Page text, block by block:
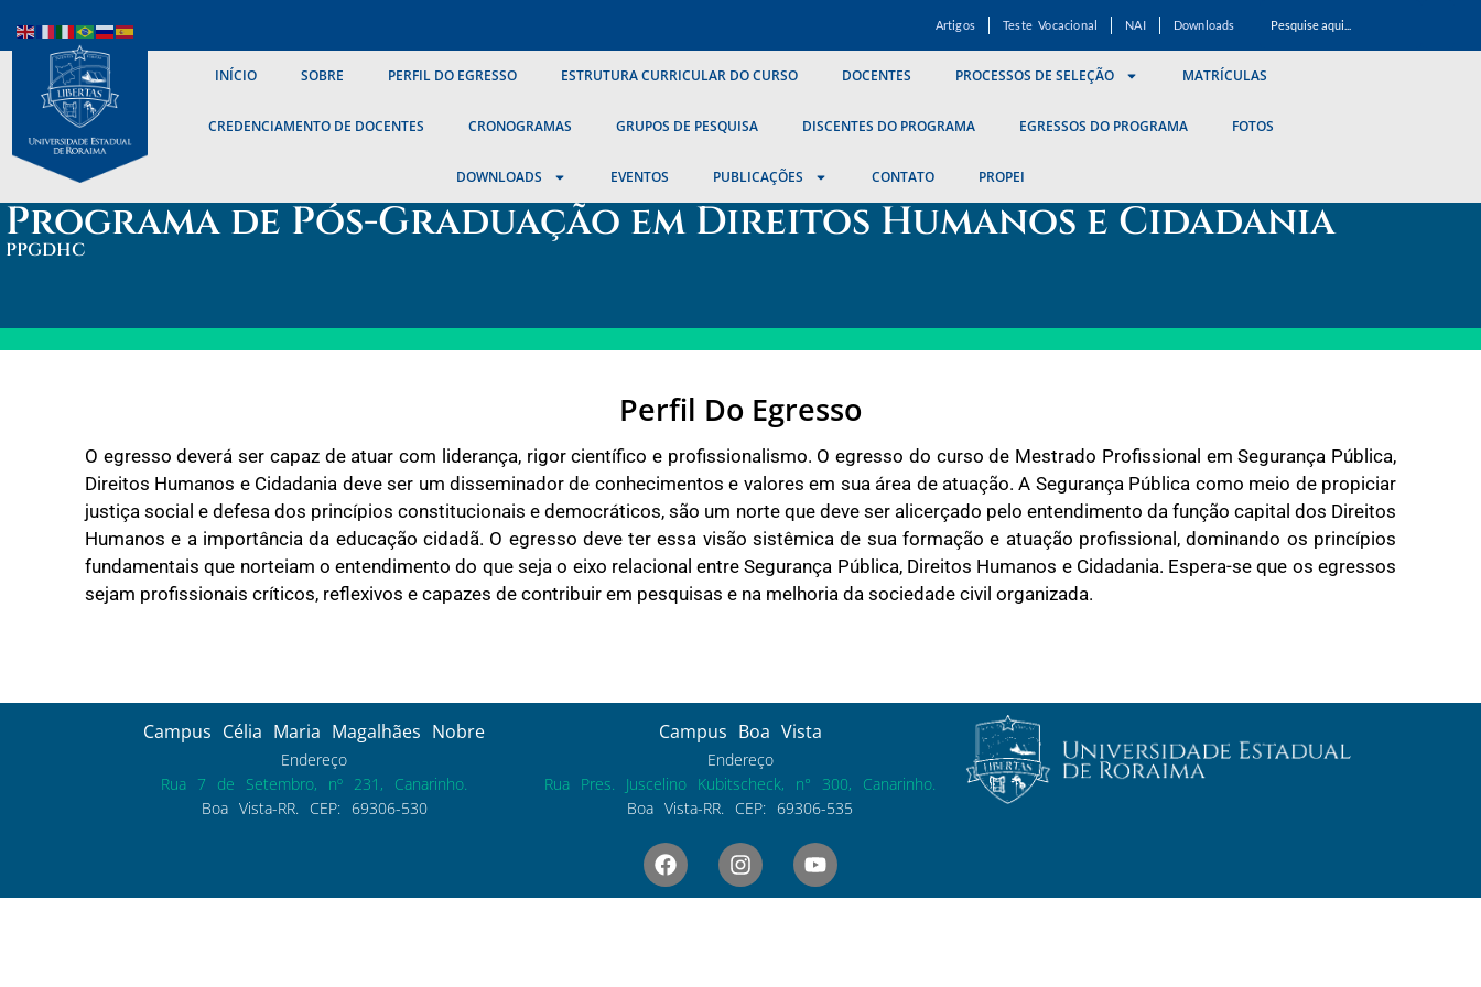
Artigos Teste Vocacional NAI Downloads
INÍCIO SOBRE PERFIL DO EGRESSO ESTRUTURA CURRICULAR DO CURSO DOCENTES PROCESSOS DE SELEÇÃO MATRÍCULAS
CREDENCIAMENTO DE DOCENTES CRONOGRAMAS GRUPOS DE PESQUISA DISCENTES DO PROGRAMA EGRESSOS DO PROGRAMA FOTOS
DOWNLOADS EVENTOS PUBLICAÇÕES CONTATO PROPEI
Programa de Pós-Graduação em Direitos Humanos e Cidadania
PPGDHC
Perfil Do Egresso
O egresso deverá ser capaz de atuar com liderança, rigor científico e profissionalismo. O egresso do curso de Mestrado Profissional em Segurança Pública,
Direitos Humanos e Cidadania deve ser um disseminador de conhecimentos e valores em sua área de atuação. A Segurança Pública como meio de propiciar
justiça social e defesa dos princípios constitucionais e democráticos, são um norte que deve ser alicerçado pelo entendimento da função capital dos Direitos
Humanos e a importância da educação cidadã. O egresso deve ter essa visão sistêmica de sua formação e atuação profissional, dominando os princípios
fundamentais que norteiam o entendimento do que seja o eixo relacional entre Segurança Pública, Direitos Humanos e Cidadania. Espera-se que os egressos
sejam profissionais críticos, reflexivos e capazes de contribuir em pesquisas e na melhoria da sociedade civil organizada.
Campus Célia Maria Magalhães Nobre
Endereço
Rua 7 de Setembro, nº 231, Canarinho.
Boa Vista-RR. CEP: 69306-530
Campus Boa Vista
Endereço
Rua Pres. Juscelino Kubitscheck, n° 300, Canarinho.
Boa Vista-RR. CEP: 69306-535